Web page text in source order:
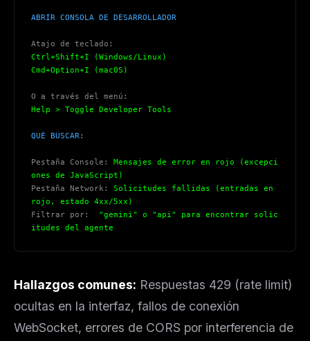
ABRIR CONSOLA DE DESARROLLADOR
Atajo de teclado:
Ctrl+Shift+I (Windows/Linux)
Cmd+Option+I (macOS)
O a través del menú:
Help > Toggle Developer Tools
QUÉ BUSCAR:
Pestaña Console:
Mensajes de error en rojo (excepci
ones de JavaScript)
Pestaña Network:
Solicitudes fallidas (entradas en
rojo, estado 4xx/5xx)
Filtrar por:
"gemini" o "api" para encontrar solic
itudes del agente
Hallazgos comunes: Respuestas 429 (rate limit)
ocultas en la interfaz, fallos de conexión
WebSocket, errores de CORS por interferencia de